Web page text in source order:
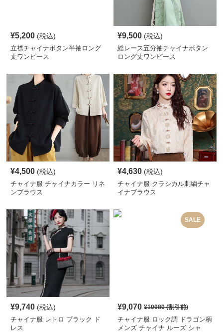
¥5,200 (税込)
立襟チャイナボタン半袖ロング
丈ワンピース
¥9,500 (税込)
総レース五分袖チャイナボタン
ロング丈ワンピース
¥4,500 (税込)
チャイナ服 チャイナカラー リネ
ンブラウス
¥4,630 (税込)
チャイナ服 クラシカル刺繍チャ
イナブラウス
¥9,740 (税込)
チャイナ服 レトロ ブラック ド
レス
SALE
¥9,070 ¥10080(割引前)
チャイナ服 ロック調 ドラゴン柄
メンズ チャイナ ルーズ シャ